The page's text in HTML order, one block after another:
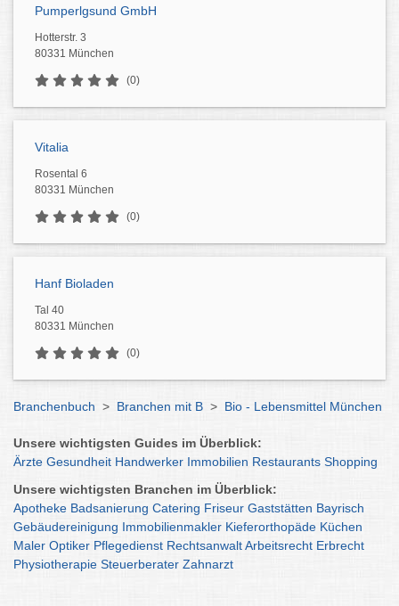
Pumperlgsund GmbH
Hotterstr. 3
80331 München
(0)
Vitalia
Rosental 6
80331 München
(0)
Hanf Bioladen
Tal 40
80331 München
(0)
Branchenbuch > Branchen mit B > Bio - Lebensmittel München
Unsere wichtigsten Guides im Überblick:
Ärzte Gesundheit Handwerker Immobilien Restaurants Shopping
Unsere wichtigsten Branchen im Überblick:
Apotheke Badsanierung Catering Friseur Gaststätten Bayrisch
Gebäudereinigung Immobilienmakler Kieferorthopäde Küchen
Maler Optiker Pflegedienst RechtsanwaltArbeitsrecht Erbrecht
Physiotherapie Steuerberater Zahnarzt